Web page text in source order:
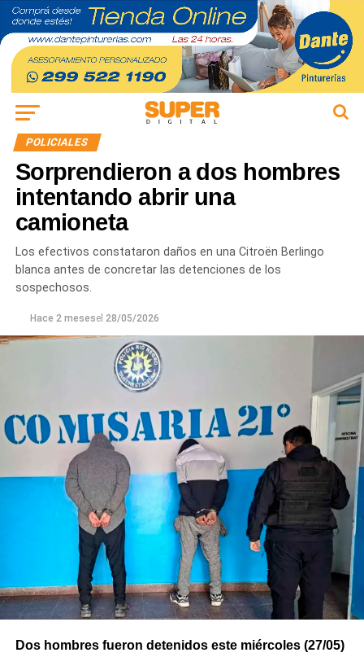
POLICIALES
Sorprendieron a dos hombres
intentando abrir una
camioneta
Los efectivos constataron daños en una Citroën Berlingo
blanca antes de concretar las detenciones de los
sospechosos.
Hace 2 mesesel 28/05/2026
Dos hombres fueron detenidos este miércoles (27/05)